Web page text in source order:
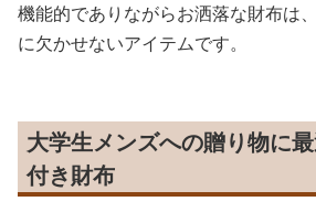
機能的でありながらお洒落な財布は
に欠かせないアイテムです。
大学生メンズへの贈り物に
付き財布